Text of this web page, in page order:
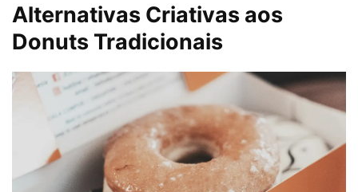
Alternativas Criativas aos
Donuts Tradicionais